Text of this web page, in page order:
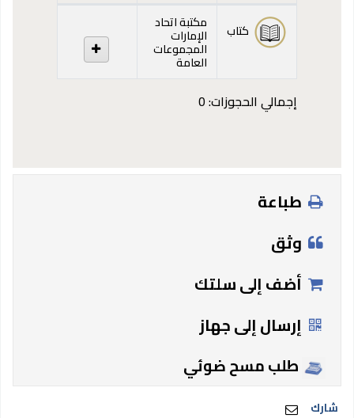
المقتنيات
كتاب مكتبة اتحاد
الإمارات
المجموعات
العامة
إجمالي الحجوزات: 0
طباعة
وثق
أضف إلى سلتك
إرسال إلى جهاز
طلب مسح ضوئي
شارك